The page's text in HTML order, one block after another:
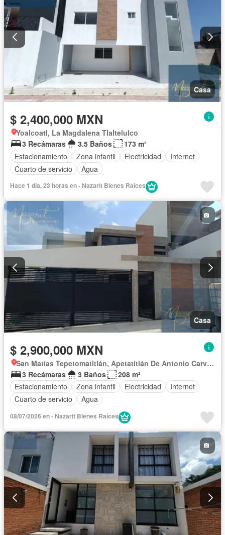
Casa
$ 2,400,000 MXN
Yoalcoatl, La Magdalena Tlaltelulco
3 Recámaras
3.5 Baños
173 m²
Estacionamiento
Zona infantil Electricidad
Internet
Cuarto de servicio
Agua
Hace 1 día, 23 horas en - Nazarit Bienes Raíces
Casa
$ 2,900,000 MXN
San Matías Tepetomatitlán, Apetatitlán De Antonio Carvajal
3 Recámaras
3 Baños
208 m²
Estacionamiento
Zona infantil Electricidad
Internet
Cuarto de servicio
Agua
08/07/2026 en - Nazarit Bienes Raíces